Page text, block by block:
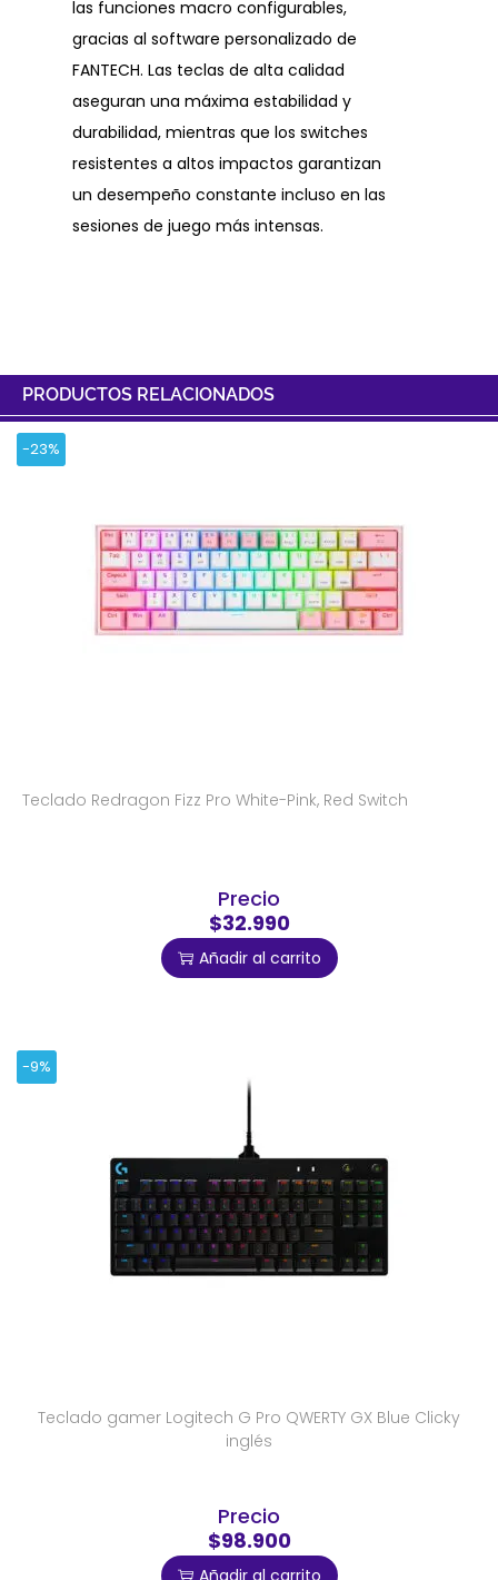
las funciones macro configurables,
gracias al software personalizado de
FANTECH. Las teclas de alta calidad
aseguran una máxima estabilidad y
durabilidad, mientras que los switches
resistentes a altos impactos garantizan
un desempeño constante incluso en las
sesiones de juego más intensas.
PRODUCTOS RELACIONADOS
-23%
Teclado Redragon Fizz Pro White-Pink, Red Switch
Precio
$32.990
Añadir al carrito
-9%
Teclado gamer Logitech G Pro QWERTY GX Blue Clicky
inglés
Precio
$98.900